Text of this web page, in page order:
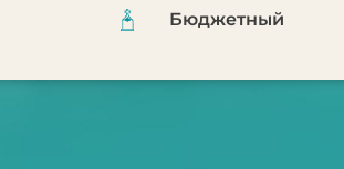
Бюджетный